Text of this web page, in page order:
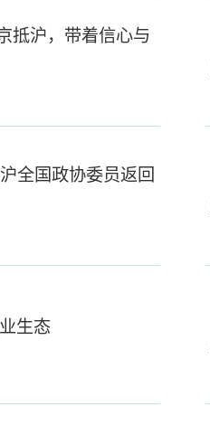
抵沪，带着信心与
全国政协委员返回
生态